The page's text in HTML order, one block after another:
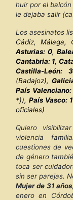
huir por el
le dejaba salir
Los asesinatos
Cádiz, Málaga,
Asturias: 0,
Cantabria: 1,
Castilla-
(Badajoz),
País
*)), País Vasco: 1
oficiales)
Quiero
violencia
cuestiones de
de género
toca ser
sin ser parejas.
Mujer de 31 años
enero en